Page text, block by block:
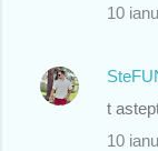
10
t
10